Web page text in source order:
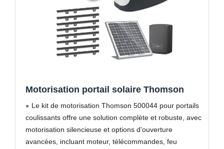
Motorisation portail solaire Thomson
Le kit de motorisation Thomson 500044 pour portails
coulissants offre une solution complète et robuste, avec
motorisation silencieuse et options d'ouverture
avancées, incluant moteur, télécommandes, feu